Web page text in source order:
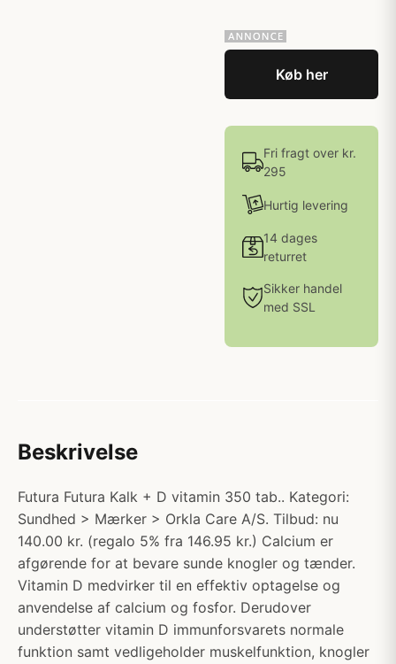
Køb her
Fri fragt over kr.
295
Hurtig levering
14 dages
returret
Sikker handel
med SSL
Beskrivelse
Futura Futura Kalk + D vitamin 350 tab.. Kategori:
Sundhed > Mærker > Orkla Care A/S. Tilbud: nu
140.00 kr. (regalo 5% fra 146.95 kr.) Calcium er
afgørende for at bevare sunde knogler og tænder.
Vitamin D medvirker til en effektiv optagelse og
anvendelse af calcium og fosfor. Derudover
understøtter vitamin D immunforsvarets normale
funktion samt vedligeholder muskelfunktion, knogler